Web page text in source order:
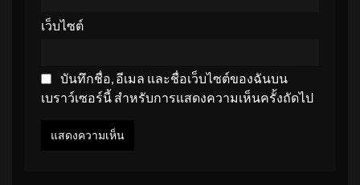
เว็บไซต์
บันทึกชื่อ, อีเมล และชื่อเว็บไซต์ของฉันบน
เบราว์เซอร์นี้ สำหรับการแสดงความเห็นครั้งถัดไป